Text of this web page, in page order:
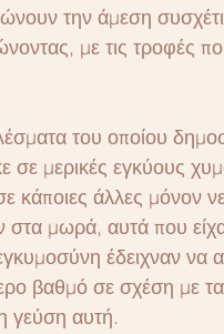
την άμεση
με τις τροφές
του οποίου
σε μερικές εγκύους
κάποιες άλλες μόνον
μωρά, αυτά που
έδειχναν να
βαθμό σε σχέση με
γεύση αυτή.